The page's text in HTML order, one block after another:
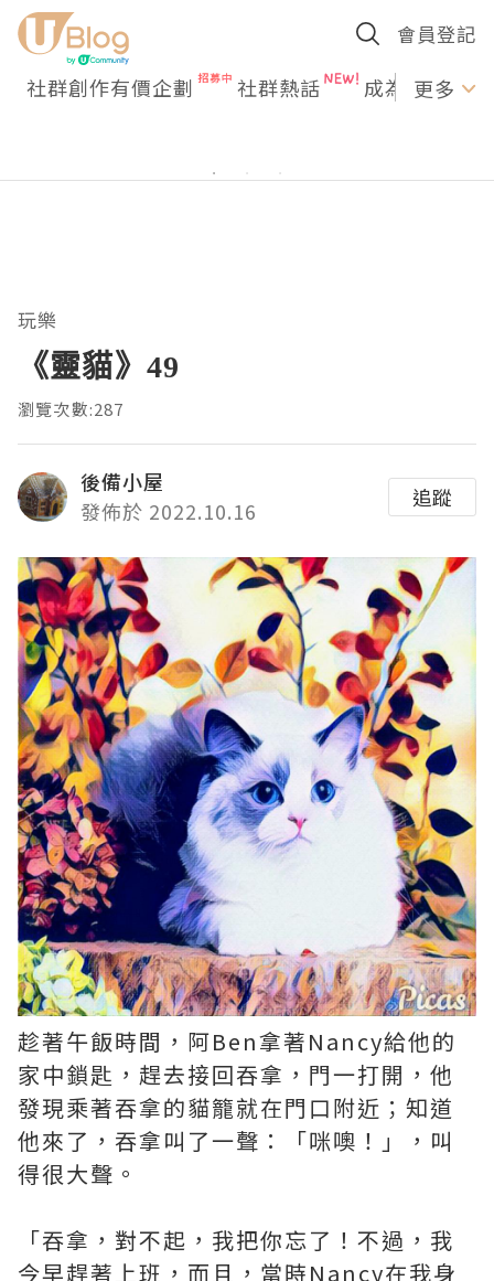
會員登記
社群創作有價企劃 社群熱話 成為U更多
玩樂
《靈貓》49
瀏覽次數:287
後備小屋
發佈於 2022.10.16
追蹤
趁著午飯時間，阿Ben拿著Nancy給他的
家中鎖匙，趕去接回吞拿，門一打開，他
發現乘著吞拿的貓籠就在門口附近；知道
他來了，吞拿叫了一聲：「咪噢！」，叫
得很大聲。
「吞拿，對不起，我把你忘了！不過，我
今早趕著上班，而且，當時Nancy在我身